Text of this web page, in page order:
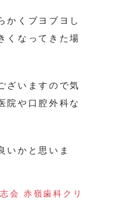
かくブヨブヨし
くなってきた場
ざいますので気
院や口腔外科な
いかと思いま
会 赤嶺歯科クリ